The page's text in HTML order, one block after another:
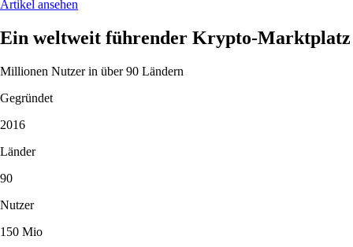
Artikel ansehen
Ein weltweit führender Krypto-Marktplatz
Millionen Nutzer in über 90 Ländern
Gegründet
2016
Länder
90
Nutzer
150 Mio